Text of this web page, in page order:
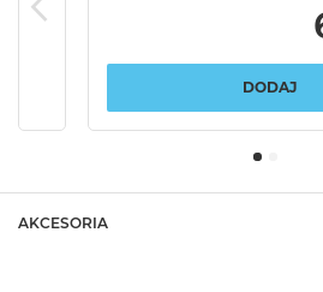
DODAJ
AKCESORIA